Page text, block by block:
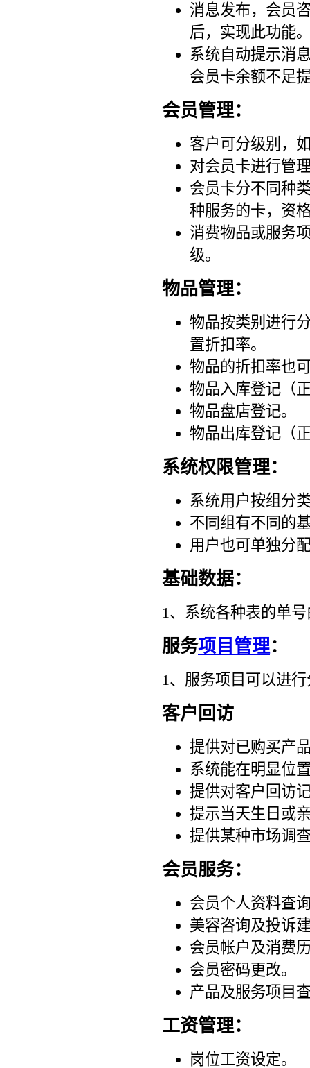
消息发布，会员
后，实现此功能
系统自动提示消
会员卡余额不足
会员管理：
客户可分级别，
对会员卡进行管
会员卡分不同种
种服务的卡，资
消费物品或服务
级。
物品管理：
物品按类别进行
置折扣率。
物品的折扣率也
物品入库登记（
物品盘店登记。
物品出库登记（
系统权限管理：
系统用户按组分
不同组有不同的
用户也可单独分
基础数据：
1、系统各种表的单
服务项目管理：
1、服务项目可以进
客户回访
提供对已购买产
系统能在明显位
提供对客户回访
提示当天生日或
提供某种市场调
会员服务：
会员个人资料查
美容咨询及投诉
会员帐户及消费
会员密码更改。
产品及服务项目
工资管理：
岗位工资设定。